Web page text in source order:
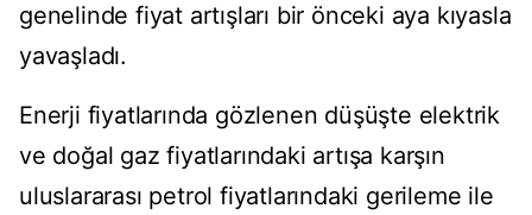
genelinde fiyat artışları bir önceki aya kıyasla
yavaşladı.
Enerji fiyatlarında gözlenen düşüşte elektrik
ve doğal gaz fiyatlarındaki artışa karşın
uluslararası petrol fiyatlarındaki gerileme ile